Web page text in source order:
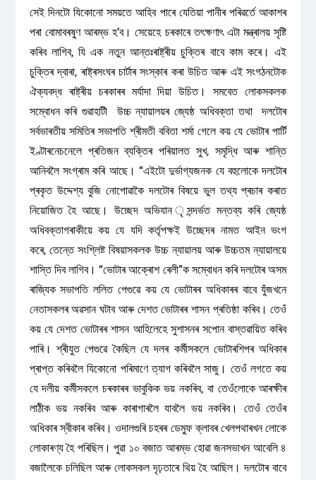
সেই দিনটো যিকোনো সময়তে আহিব পাৰে যেতিয়া পানীৰ পৰিৱৰ্তে আকাশৰ
পৰা বোমাবৰষুণ আৰম্ভ হ’ব। সেয়েহে চৰকাৰে তৎক্ষণাৎ এটা মন্ত্ৰালয় সৃষ্টি
কৰিব লাগিব, যি এক নতুন আন্তঃৰাষ্ট্ৰীয় চুক্তিৰ বাবে কাম কৰে। এই
চুক্তিৰ দ্বাৰা, ৰাষ্ট্ৰসংঘৰ চাৰ্টাৰ সংস্কাৰ কৰা উচিত আৰু এই সংগঠনটোক
ঐক্যবদ্ধ ৰাষ্ট্ৰীয় চৰকাৰৰ মৰ্যাদা দিয়া উচিত। সমবেত লোকসকলক
সম্বোধন কৰি গুৱাহাটী উচ্চ ন্যায়ালয়ৰ জ্যেষ্ঠ অধিবক্তা তথা দলটোৰ
সৰ্বভাৰতীয় সমিতিৰ সভাপতি শ্ৰীমতী ববিতা শৰ্মা গেলে কয় যে ভোটাৰ পাৰ্টি
ইণ্টাৰনেচনেলে প্ৰতিজন ব্যক্তিৰ পৰিয়ালত সুখ, সমৃদ্ধি আৰু শান্তি
আনিবলৈ সংগ্ৰাম কৰি আছে। “এইটো দুৰ্ভাগ্যজনক যে বহুলোকে দলটোৰ
প্ৰকৃত উদ্দেশ্য বুজি নোপোৱাকৈ দলটোৰ বিষয়ে ভুল তথ্য প্ৰচাৰ কৰাত
নিয়োজিত হৈ আছে। উচ্ছেদ অভিযান ৃসন্দৰ্ভত মন্তব্য কৰি জ্যেষ্ঠ
অধিবক্তাগৰাকীয়ে কয় যে যদি কৰ্তৃপক্ষই উচ্ছেদৰ নামত আইন ভংগ
কৰে, তেন্তে সংশ্লিষ্ট বিষয়াসকলক উচ্চ ন্যায়ালয় আৰু উচ্চতম ন্যায়ালয়ে
শাস্তি দিব লাগিব। “ভোটাৰ আক্ৰোশ ৰেলী”ক সম্বোধন কৰি দলটোৰ অসম
ৰাজ্যিক সভাপতি ললিত পেগুৱে কয় যে ভোটাৰৰ অধিকাৰৰ বাবে যুঁজখনে
নেতাসকলৰ অৱসান ঘটাব আৰু দেশত ভোটাৰৰ শাসন প্ৰতিষ্ঠা কৰিব। তেওঁ
কয় যে দেশত ভোটাৰৰ শাসন আহিলেহে সুশাসনৰ সপোন বাস্তৱায়িত কৰিব
পাৰি। শ্ৰীযুত পেগুৱে কৈছিল যে দলৰ কৰ্মীসকলে ভোটাৰশিপৰ অধিকাৰ
প্ৰাপ্ত কৰিবলৈ যিকোনো পৰিমাণে ত্যাগ কৰিবলৈ সাজু। তেওঁ লগতে কয়
যে দলীয় কৰ্মীসকলে চৰকাৰৰ ভাবুকিক ভয় নকৰিব, বা তেওঁলোকে আৰক্ষীৰ
লাঠীক ভয় নকৰিব আৰু কাৰাগাৰলৈ যাবলৈ ভয় নকৰিব। তেওঁ তেওঁৰ
অধিকাৰ স্বীকাৰ কৰিব। ওদালগুৰি চহৰৰ ডেম্ফু ক্লাবৰ খেলপথাৰখন লোকে
লোকাৰণ্য হৈ পৰিছিল। পুৱা ১০ বজাত আৰম্ভ হোৱা জনসভাখন আবেলি ৪
বজালৈকে চলিছিল আৰু লোকসকল দৃঢ়তাৰে থিয় হৈ আছিল। দলটোৰ বাবে